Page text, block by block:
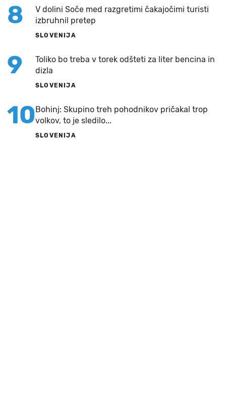
8
V dolini Soče med razgretimi čakajočimi turisti
izbruhnil pretep
SLOVENIJA
9
Toliko bo treba v torek odšteti za liter bencina in
dizla
SLOVENIJA
10Bohinj: Skupino treh pohodnikov pričakal trop
volkov, to je sledilo...
SLOVENIJA